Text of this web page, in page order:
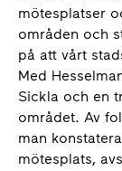
mötesplatser
områden och
på att vårt
Med
Sickla och en
området. Av
man
mötesplats,